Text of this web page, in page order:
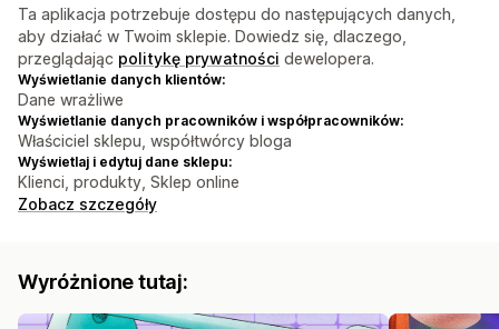
Ta aplikacja potrzebuje dostępu do następujących danych,
aby działać w Twoim sklepie. Dowiedz się, dlaczego,
przeglądając politykę prywatności dewelopera.
Wyświetlanie danych klientów:
Dane wrażliwe
Wyświetlanie danych pracowników i współpracowników:
Właściciel sklepu, współtwórcy bloga
Wyświetlaj i edytuj dane sklepu:
Klienci, produkty, Sklep online
Zobacz szczegóły
Wyróżnione tutaj: